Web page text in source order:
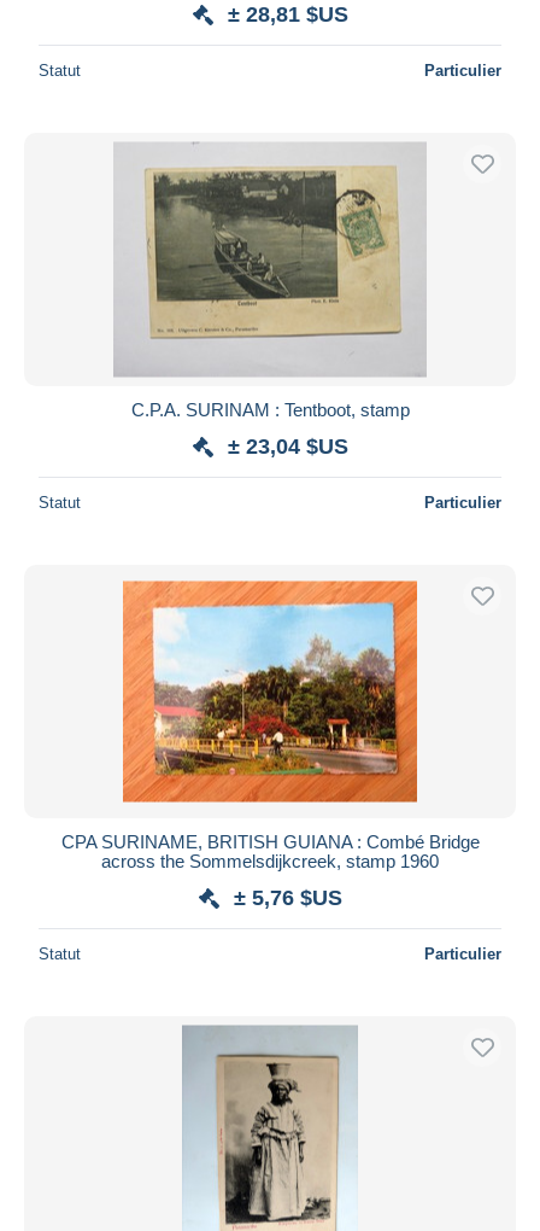
± 28,81 $US
Statut Particulier
C.P.A. SURINAM : Tentboot, stamp
± 23,04 $US
Statut Particulier
CPA SURINAME, BRITISH GUIANA : Combé Bridge
across the Sommelsdijkcreek, stamp 1960
± 5,76 $US
Statut Particulier